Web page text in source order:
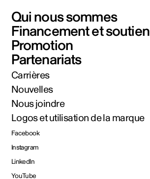
Qui nous sommes
Financement et soutien
Promotion
Partenariats
Carrières
Nouvelles
Nous joindre
Logos et utilisation de la marque
Facebook
Instagram
LinkedIn
YouTube